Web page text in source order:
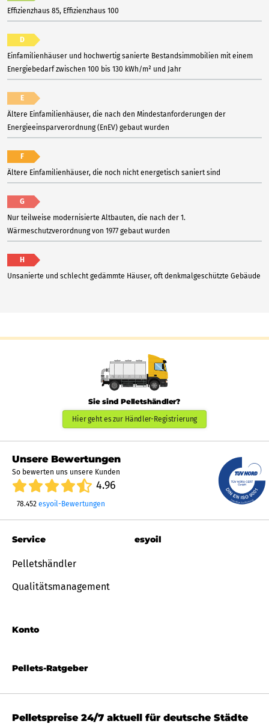
Effizienzhaus 85, Effizienzhaus 100
D
Einfamilienhäuser und hochwertig sanierte Bestandsimmobilien mit einem
Energiebedarf zwischen 100 bis 130 kWh/m² und Jahr
E
Ältere Einfamilienhäuser, die nach den Mindestanforderungen der
Energieeinsparverordnung (EnEV) gebaut wurden
F
Ältere Einfamilienhäuser, die noch nicht energetisch saniert sind
G
Nur teilweise modernisierte Altbauten, die nach der 1.
Wärmeschutzverordnung von 1977 gebaut wurden
H
Unsanierte und schlecht gedämmte Häuser, oft denkmalgeschützte Gebäude
Sie sind Pelletshändler?
Hier geht es zur Händler-Registrierung
Unsere Bewertungen
So bewerten uns unsere Kunden
4.96
78.452 esyoil-Bewertungen
Pellets-Ratgeber
Service
Pelletshändler
Qualitätsmanagement
Konto
esyoil
Pelletspreise 24/7 aktuell für deutsche Städte